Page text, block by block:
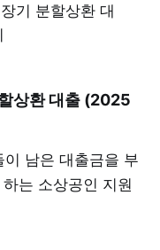
기 분할상환 대
상환 대출 (2025
남은 대출금을 부
는 소상공인 지원